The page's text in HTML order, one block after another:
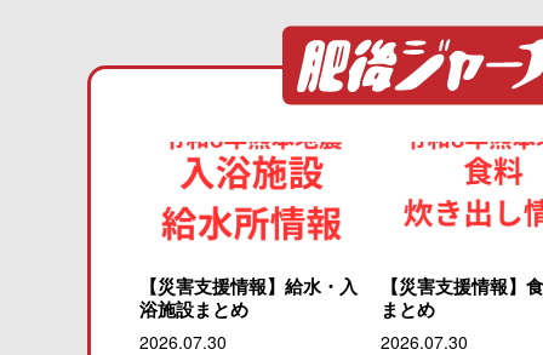
【災害支援情報】給水・入
浴施設まとめ
2026.07.30
【災害支援情報】
まとめ
2026.07.30